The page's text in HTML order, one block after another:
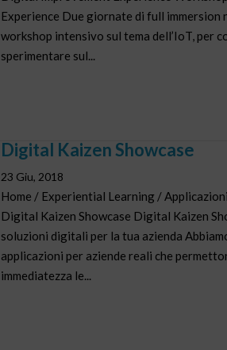
Experience Due giornate di full immersion
workshop intensivo sul tema dell’IoT, per
sperimentare sul...
Digital Kaizen Showcase
23 Giu, 2018
Home / Experiential Learning /
Digital Kaizen Showcase Digital Kaizen
soluzioni digitali per la tua azienda
applicazioni per aziende reali che
immediatezza le...